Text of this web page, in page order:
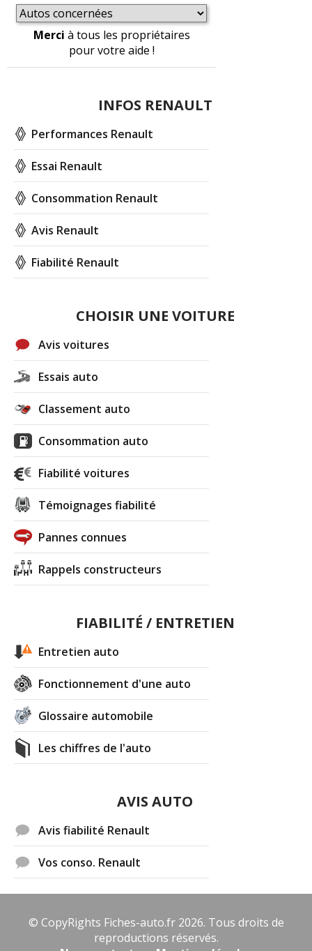
Merci à tous les propriétaires
pour votre aide !
INFOS RENAULT
Performances Renault
Essai Renault
Consommation Renault
Avis Renault
Fiabilité Renault
CHOISIR UNE VOITURE
Avis voitures
Essais auto
Classement auto
Consommation auto
Fiabilité voitures
Témoignages fiabilité
Pannes connues
Rappels constructeurs
FIABILITÉ / ENTRETIEN
Entretien auto
Fonctionnement d'une auto
Glossaire automobile
Les chiffres de l'auto
AVIS AUTO
Avis fiabilité Renault
Vos conso. Renault
© CopyRights Fiches-auto.fr 2026. Tous droits de
reproductions réservés.